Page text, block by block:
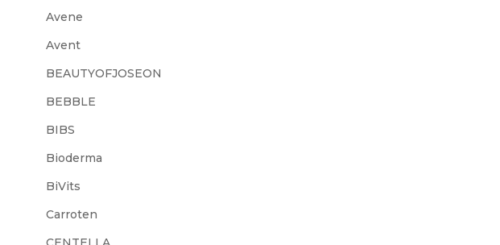
Avene
Avent
BEAUTYOFJOSEON
BEBBLE
BIBS
Bioderma
BiVits
Carroten